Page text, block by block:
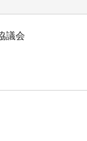
議会